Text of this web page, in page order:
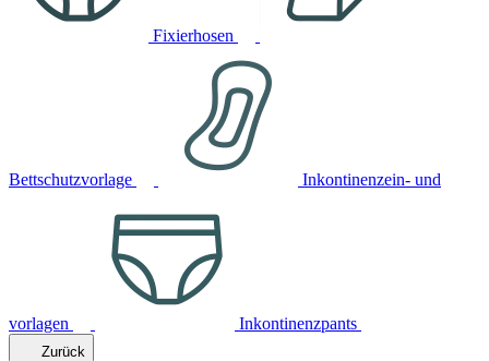
Fixierhosen
Bettschutzvorlage Inkontinenzein- und
vorlagen Inkontinenzpants
Zurück